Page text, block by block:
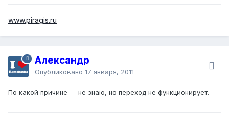
www.piragis.ru
Александр
Опубликовано 17 января, 2011
По какой причине — не знаю, но переход не функционирует.